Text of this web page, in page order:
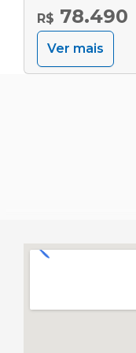
R$ 78.490
Ver mais